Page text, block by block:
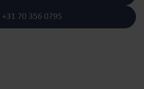
+31 70 356 0795